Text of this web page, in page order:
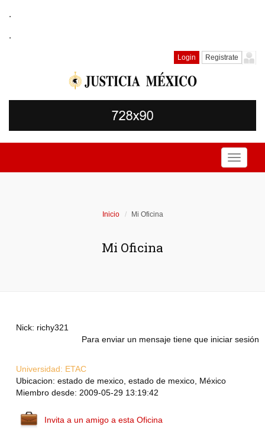
.
.
Login Registrate
Toggle
Inicio Mi Oficina
Mi Oficina
Nick: richy321
Para enviar un mensaje tiene que iniciar sesión
Universidad: ETAC
Ubicacion: estado de mexico, estado de mexico, México
Miembro desde: 2009-05-29 13:19:42
Invita a un amigo a esta Oficina